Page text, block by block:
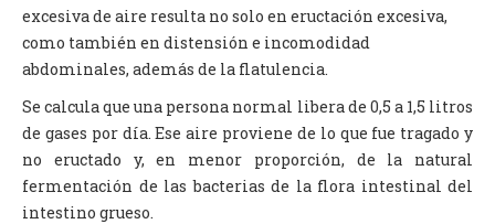
excesiva de aire resulta no solo en eructación excesiva,
como también en distensión e incomodidad
abdominales, además de la flatulencia.
Se calcula que una persona normal libera de 0,5 a 1,5 litros
de gases por día. Ese aire proviene de lo que fue tragado y
no eructado y, en menor proporción, de la natural
fermentación de las bacterias de la flora intestinal del
intestino grueso.